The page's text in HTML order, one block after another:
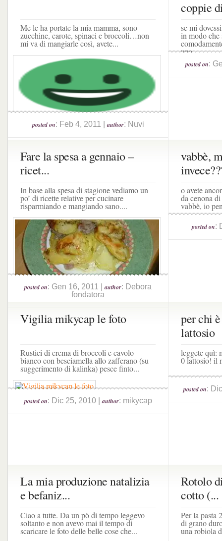
Me le ha portate la mia mamma, sono
zucchine, carote, spinaci e broccoli…non
mi va di mangiarle così, avete...
posted on: Feb 4, 2011 |author: Nuvi
coppie
se mi
in modo che
una...
posted on:
Fare la spesa a gennaio –
ricet...
In base alla spesa di stagione vediamo un
po’ di ricette relative per cucinare
risparmiando e mangiando sano....
posted on: Gen 16, 2011 |author: Debora
fondatora
vabbè,
o avete
da cenona
vabbè, io
posted on:
Vigilia mikycap le foto
Rustici di crema di broccoli e cavolo
bianco con besciamella allo zafferano (su
suggerimento di kalinka) pesce finto...
posted on: Dic 25, 2010 |author: mikycap
per chi
lattosio
leggete quì:
0 lattosio! il
posted on:
La mia produzione natalizia
e befaniz...
Ciao a tutte. Da un pò di tempo leggevo
soltanto e non avevo mai il tempo di
scaricare le foto delle belle cose che...
Rotolo
cotto (...
Per la pasta
di grano
una robiola